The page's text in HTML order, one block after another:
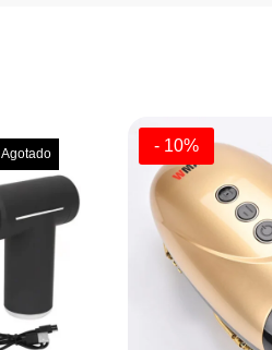
Agotado - 10%